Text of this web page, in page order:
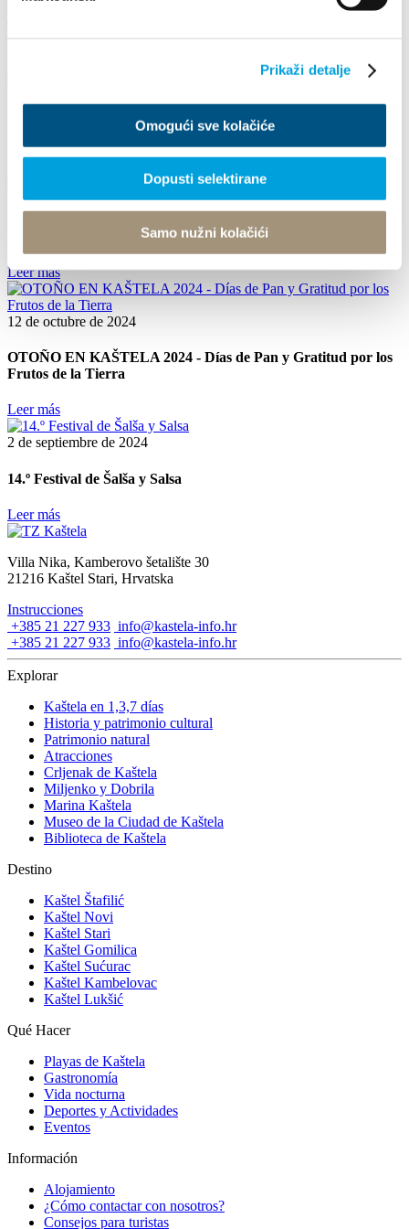
Prikaži detalje
Omogući sve kolačiće
Dopusti selektirane
Samo nužni kolačići
ADVIENTO EN KAŠTELA 2024
14 de noviembre de 2024 - 15 de noviembre de 2024
ZINFEST 2024 - Festival Crljenak y parentela
Leer más
12 de octubre de 2024
OTOÑO EN KAŠTELA 2024 - Días de Pan y Gratitud por los
Frutos de la Tierra
Leer más
2 de septiembre de 2024
14.º Festival de Šalša y Salsa
Leer más
Villa Nika, Kamberovo šetalište 30
21216 Kaštel Stari, Hrvatska
Instrucciones
+385 21 227 933 info@kastela-info.hr
+385 21 227 933 info@kastela-info.hr
Explorar
Kaštela en 1,3,7 días
Historia y patrimonio cultural
Patrimonio natural
Atracciones
Crljenak de Kaštela
Miljenko y Dobrila
Marina Kaštela
Museo de la Ciudad de Kaštela
Biblioteca de Kaštela
Destino
Kaštel Štafilić
Kaštel Novi
Kaštel Stari
Kaštel Gomilica
Kaštel Sućurac
Kaštel Kambelovac
Kaštel Lukšić
Qué Hacer
Playas de Kaštela
Gastronomía
Vida nocturna
Deportes y Actividades
Eventos
Información
Alojamiento
¿Cómo contactar con nosotros?
Consejos para turistas